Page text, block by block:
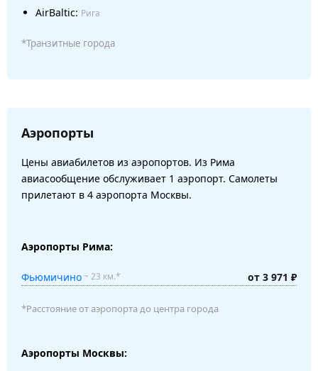
AirBaltic: Рига
*Транзитные города
Аэропорты
Цены авиабилетов из аэропортов. Из Рима
авиасообщение обслуживает 1 аэропорт. Самолеты
прилетают в 4 аэропорта Москвы.
Аэропорты Рима:
Фьюмичино~ 23 км.* от 3 971 ₽
*Расстояние от аэропорта до центра города
Аэропорты Москвы: